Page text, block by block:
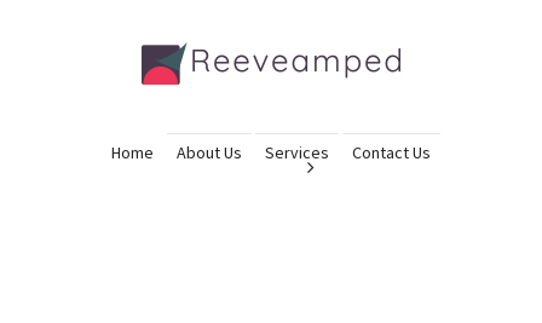
Home About Us Services Contact Us